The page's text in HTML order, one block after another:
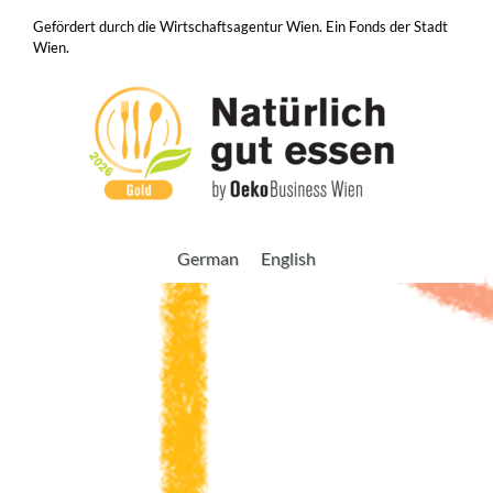
Gefördert durch die Wirtschaftsagentur Wien. Ein Fonds der Stadt
Wien.
German English